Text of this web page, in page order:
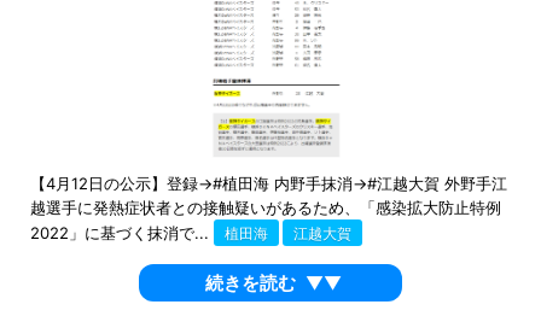
【4月12日の公示】登録→#植田海 内野手抹消→#江越大賀 外野手江
越選手に発熱症状者との接触疑いがあるため、「感染拡大防止特例
2022」に基づく抹消で...
植田海 江越大賀
続きを読む ▼▼